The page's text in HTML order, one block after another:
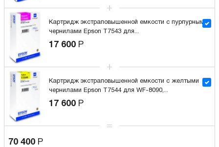
Картридж экстраповышенной емкости с пурпурными
чернилами Epson T7543 для...
17 600 Р
Картридж экстраповышенной емкости с желтыми
чернилами Epson T7544 для WF-8090,...
17 600 Р
70 400 Р